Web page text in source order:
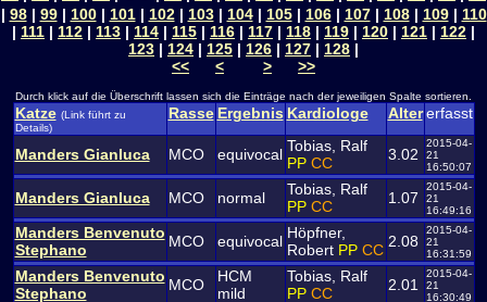
| 98| 99| 100| 101| 102| 103| 104| 105| 106| 107| 108| 109| 110
| 111 | 112 | 113 | 114 | 115 | 116 | 117 | 118 | 119 | 120 | 121 | 122 |
123 | 124 | 125 | 126 | 127 | 128 |
<<
< > >>
Durch klick auf die Überschrift lassen sich die Einträge nach der jeweiligen Spalte sortieren.
Katze (Link führt zu
Details)
Rasse Ergebnis Kardiologe Alter erfasst
Manders Gianluca MCO equivocal Tobias, Ralf
PPCC 3.02
2015-04-
21
16:50:07
Manders Gianluca MCO normal
Tobias, Ralf
PPCC 1.07
2015-04-
21
16:49:16
Manders Benvenuto
Stephano
MCO equivocal Höpfner,
RobertPPCC 2.08
2015-04-
21
16:31:59
Manders Benvenuto
Stephano
MCO
HCM
mild
Tobias, Ralf
PPCC 2.01
2015-04-
21
16:30:49